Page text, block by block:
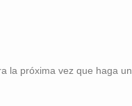
la próxima vez que haga un